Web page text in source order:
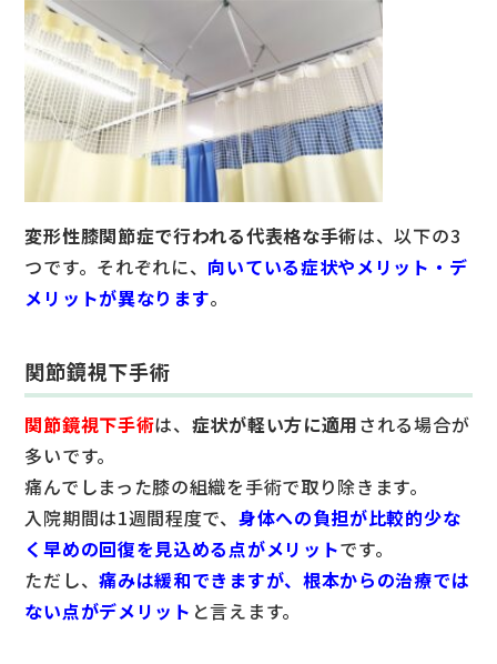
変形性膝関節症で行われる代表格な手術は、以下の3
つです。それぞれに、 向いている症状やメリット・デ
メリットが異なります。
関節鏡視下手術
関節鏡視下手術は、 症状が軽い方に適用される場合が
多いです。
痛んでしまった膝の組織を手術で取り除きます。
入院期間は1週間程度で、 身体への負担が比較的少な
く早めの回復を見込める点がメリットです。
ただし、痛みは緩和できますが、根本からの治療では
ない点がデメリット と言えます。